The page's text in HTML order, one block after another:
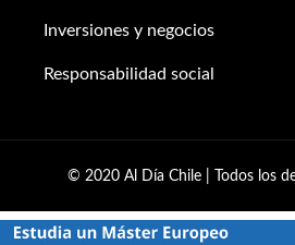
Inversiones y negocios
Responsabilidad social
© 2020 Al Día Chile | Todos los